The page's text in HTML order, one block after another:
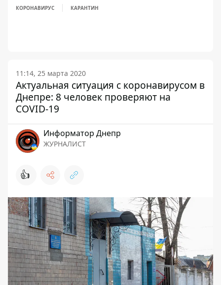
КОРОНАВИРУС КАРАНТИН
11:14, 25 марта 2020
Актуальная ситуация с коронавирусом в
Днепре: 8 человек проверяют на
COVID-19
Информатор Днепр
ЖУРНАЛИСТ
👍